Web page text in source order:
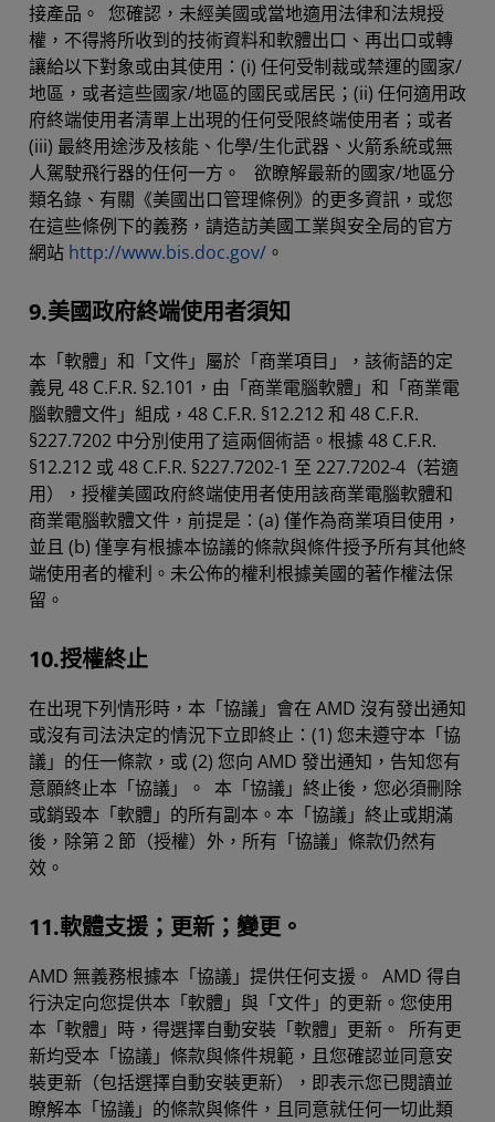
接產品。 您確認，未經美國或當地適用法律和法規授
權，不得將所收到的技術資料和軟體出口、再出口或轉
讓給以下對象或由其使用：(i) 任何受制裁或禁運的國家/
地區，或者這些國家/地區的國民或居民；(ii) 任何適用政
府終端使用者清單上出現的任何受限終端使用者；或者
(iii) 最終用途涉及核能、化學/生化武器、火箭系統或無
人駕駛飛行器的任何一方。 欲瞭解最新的國家/地區分
類名錄、有關《美國出口管理條例》的更多資訊，或您
在這些條例下的義務，請造訪美國工業與安全局的官方
網站 http://www.bis.doc.gov/ 。
9.美國政府終端使用者須知
本「軟體」和「文件」屬於「商業項目」，該術語的定
義見 48 C.F.R. §2.101，由「商業電腦軟體」和「商業電
腦軟體文件」組成，48 C.F.R. §12.212 和 48 C.F.R.
§227.7202 中分別使用了這兩個術語。根據 48 C.F.R.
§12.212 或 48 C.F.R. §227.7202-1 至 227.7202-4（若適
用），授權美國政府終端使用者使用該商業電腦軟體和
商業電腦軟體文件，前提是：(a) 僅作為商業項目使用，
並且 (b) 僅享有根據本協議的條款與條件授予所有其他終
端使用者的權利。未公佈的權利根據美國的著作權法保
留。
10.授權終止
在出現下列情形時，本「協議」會在 AMD 沒有發出通知
或沒有司法決定的情況下立即終止：(1) 您未遵守本「協
議」的任一條款，或 (2) 您向 AMD 發出通知，告知您有
意願終止本「協議」。 本「協議」終止後，您必須刪除
或銷毀本「軟體」的所有副本。本「協議」終止或期滿
後，除第 2 節（授權）外，所有「協議」條款仍然有
效。
11.軟體支援；更新；變更。
AMD 無義務根據本「協議」提供任何支援。 AMD 得自
行決定向您提供本「軟體」與「文件」的更新。您使用
本「軟體」時，得選擇自動安裝「軟體」更新。 所有更
新均受本「協議」條款與條件規範，且您確認並同意安
裝更新（包括選擇自動安裝更新），即表示您已閱讀並
瞭解本「協議」的條款與條件，且同意就任何一切此類